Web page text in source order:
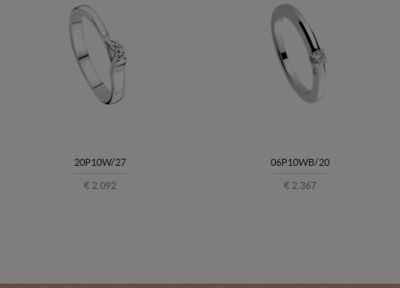
20P10W/27
€ 2.092
06P10WB/20
€ 2.367